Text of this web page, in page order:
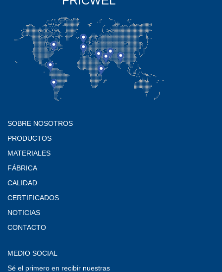
SOBRE NOSOTROS
PRODUCTOS
MATERIALES
FÁBRICA
CALIDAD
CERTIFICADOS
NOTICIAS
CONTACTO
MEDIO SOCIAL
Sé el primero en recibir nuestras